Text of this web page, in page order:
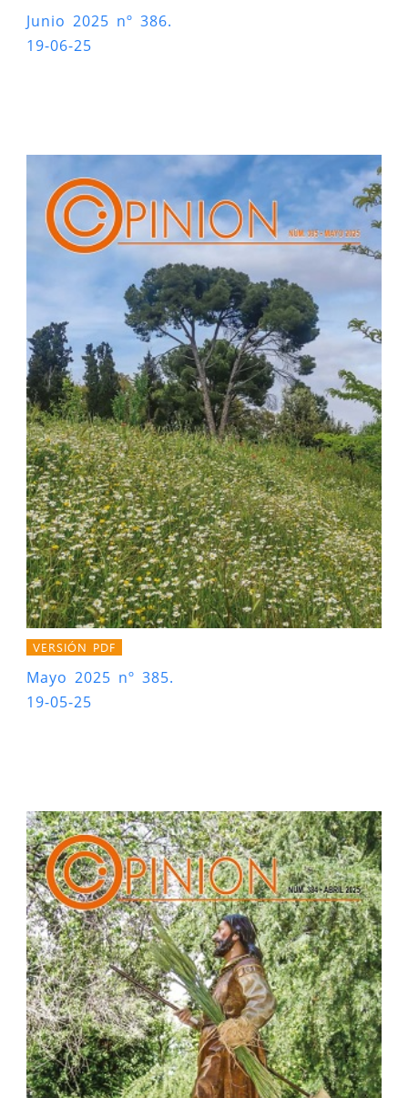
Junio 2025 nº 386.
19-06-25
VERSIÓN PDF
Mayo 2025 nº 385.
19-05-25